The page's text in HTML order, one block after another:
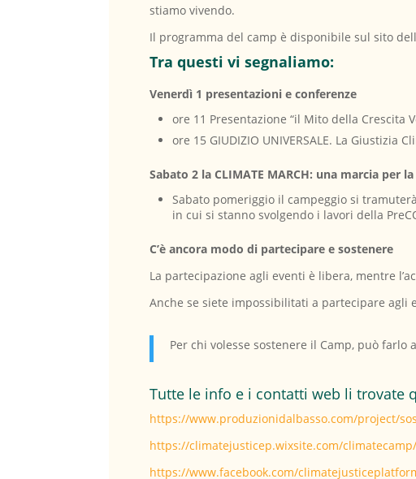
stiamo vivendo.
Il programma del camp è disponibile sul sito
Tra questi vi segnaliamo:
Venerdì 1 presentazioni e conferenze
ore 11 Presentazione “il Mito della Crescita
ore 15 GIUDIZIO UNIVERSALE. La
Sabato 2 la CLIMATE MARCH: una marcia per
Sabato pomeriggio il campeggio si
in cui si stanno svolgendo i lavori della
C’è ancora modo di partecipare e sostenere
La partecipazione agli eventi è libera, mentre
Anche se siete impossibilitati a partecipare agli
Per chi volesse sostenere il Camp, può
Tutte le info e i contatti web li trovate
https://www.produzionidalbasso.com/project/
https://climatejusticep.wixsite.com/
https://www.facebook.com/